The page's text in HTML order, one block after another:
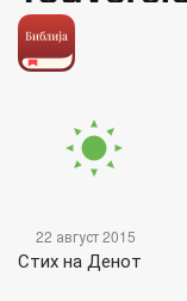
22 август 2015
Стих на Денот